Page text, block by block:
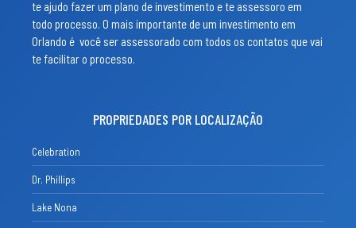
te ajudo fazer um plano de investimento e te assessoro em
todo processo. O mais importante de um investimento em
Orlando é você ser assessorado com todos os contatos que vai
te facilitar o processo.
PROPRIEDADES POR LOCALIZAÇÃO
Celebration
Dr. Phillips
Lake Nona